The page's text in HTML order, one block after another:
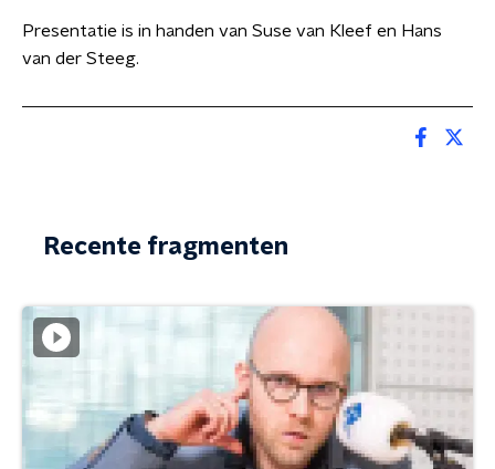
Presentatie is in handen van Suse van Kleef en Hans
van der Steeg.
Recente fragmenten